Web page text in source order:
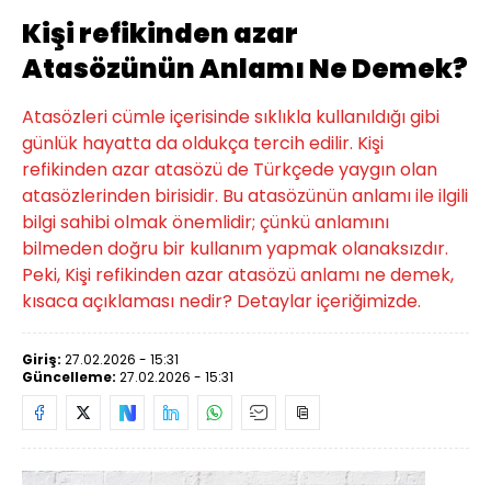
Kişi refikinden azar
Atasözünün Anlamı Ne Demek?
Atasözleri cümle içerisinde sıklıkla kullanıldığı gibi
günlük hayatta da oldukça tercih edilir. Kişi
refikinden azar atasözü de Türkçede yaygın olan
atasözlerinden birisidir. Bu atasözünün anlamı ile ilgili
bilgi sahibi olmak önemlidir; çünkü anlamını
bilmeden doğru bir kullanım yapmak olanaksızdır.
Peki, Kişi refikinden azar atasözü anlamı ne demek,
kısaca açıklaması nedir? Detaylar içeriğimizde.
Giriş: 27.02.2026 - 15:31
Güncelleme: 27.02.2026 - 15:31